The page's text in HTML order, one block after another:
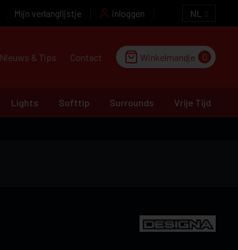
Mijn verlanglijstje inloggen NL
Nieuws & Tips Contact Winkelmandje 0
Lights Softtip Surrounds Vrije Tijd